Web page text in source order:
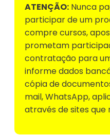
ATENÇÃO: Nunca
participar de um
compre cursos,
prometam
contratação para
informe dados
cópia de
mail, WhatsApp,
através de sites que